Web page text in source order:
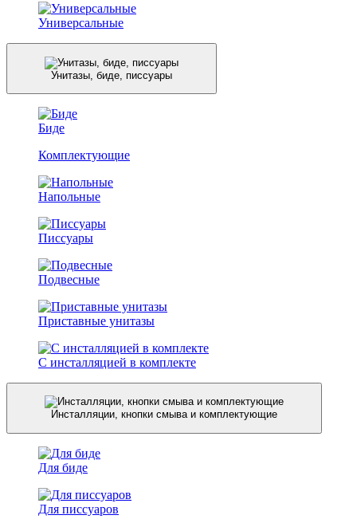
Универсальные
Унитазы, биде, писсуары
Биде
Комплектующие
Напольные
Писсуары
Подвесные
Приставные унитазы
С инсталляцией в комплекте
Инсталляции, кнопки смыва и комплектующие
Для биде
Для писсуаров